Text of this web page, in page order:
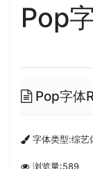
Pop
Pop字体
字体类型:综艺
浏览量:589